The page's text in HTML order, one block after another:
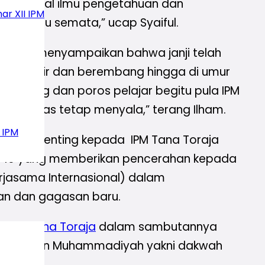
XII IPM
bekal ilmu pengetahuan dan
semata,” ucap Syaiful.
2021) menyampaikan bahwa janji telah
lahir dan berembang hingga di umur
ruang dan poros pelajar begitu pula IPM
tetap menyala,” terang Ilham.
penting kepada IPM Tana Toraja
yang memberikan pencerahan kepada
Internasional) dalam
dan gagasan baru.
Tana Toraja dalam sambutannya
tujuan Muhammadiyah yakni dakwah